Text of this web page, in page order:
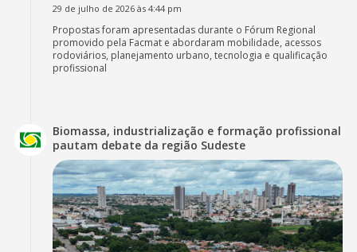
29 de julho de 2026 às 4:44 pm
Propostas foram apresentadas durante o Fórum Regional
promovido pela Facmat e abordaram mobilidade, acessos
rodoviários, planejamento urbano, tecnologia e qualificação
profissional
Biomassa, industrialização e formação profissional
pautam debate da região Sudeste